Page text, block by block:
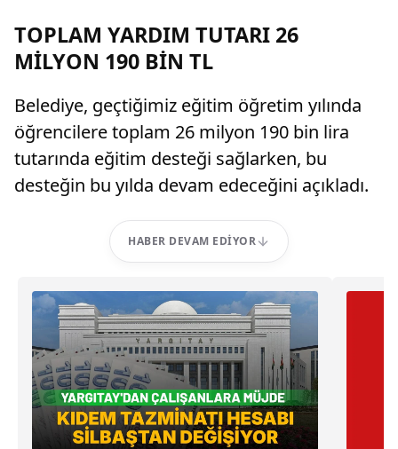
TOPLAM YARDIM TUTARI 26
MİLYON 190 BİN TL
Belediye, geçtiğimiz eğitim öğretim yılında
öğrencilere toplam 26 milyon 190 bin lira
tutarında eğitim desteği sağlarken, bu
desteğin bu yılda devam edeceğini açıkladı.
HABER DEVAM EDIYOR